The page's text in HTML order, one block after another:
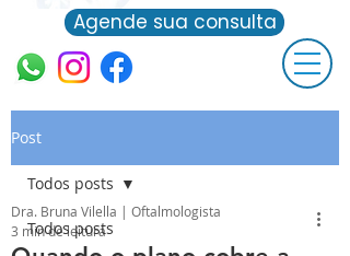
Agende sua consulta
Post
Todos posts
Todos posts
Dra. Bruna Vilella | Oftalmologista
3 min de leitura